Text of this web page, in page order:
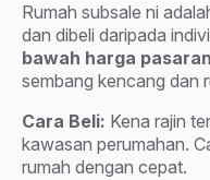
Rumah subsale ni
dan dibeli daripada
bawah harga pasaran
sembang kencang dan
Cara Beli: Kena rajin
kawasan perumahan.
rumah dengan cepat.